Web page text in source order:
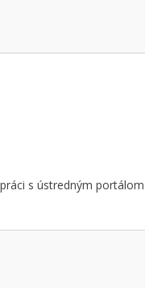
s ústredným portálom